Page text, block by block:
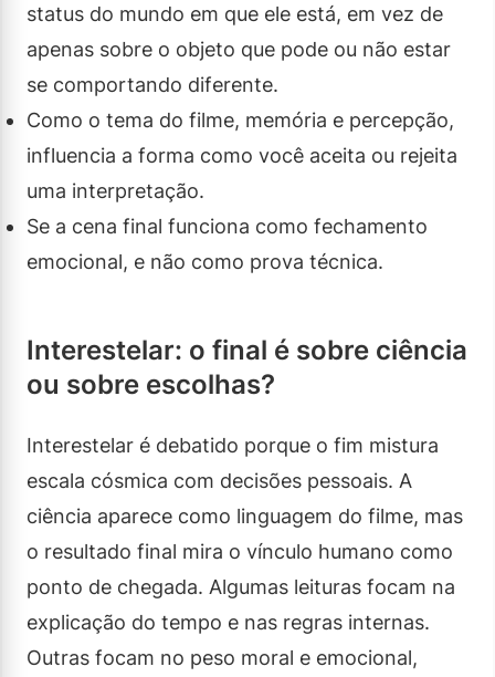
status do mundo em que ele está, em vez de
apenas sobre o objeto que pode ou não estar
se comportando diferente.
Como o tema do filme, memória e percepção,
influencia a forma como você aceita ou rejeita
uma interpretação.
Se a cena final funciona como fechamento
emocional, e não como prova técnica.
Interestelar: o final é sobre ciência
ou sobre escolhas?
Interestelar é debatido porque o fim mistura
escala cósmica com decisões pessoais. A
ciência aparece como linguagem do filme, mas
o resultado final mira o vínculo humano como
ponto de chegada. Algumas leituras focam na
explicação do tempo e nas regras internas.
Outras focam no peso moral e emocional,